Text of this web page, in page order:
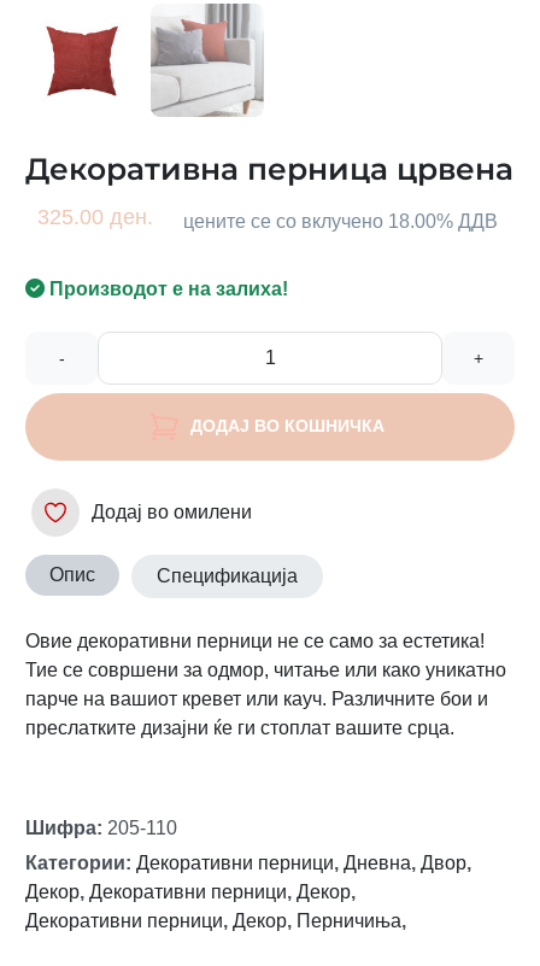
Декоративна перница црвена
325.00 ден. цените се со вклучено 18.00% ДДВ
Производот е на залиха!
- +
ДОДАЈ ВО КОШНИЧКА
Додај во омилени
Опис Спецификација
Овие декоративни перници не се само за естетика!
Тие се совршени за одмор, читање или како уникатно
парче на вашиот кревет или кауч. Различните бои и
преслатките дизајни ќе ги стоплат вашите срца.
Шифра: 205-110
Категории: Декоративни перници, Дневна, Двор,
Декор, Декоративни перници, Декор,
Декоративни перници, Декор, Перничиња,